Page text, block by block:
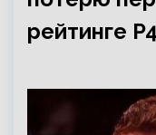
рейтинге